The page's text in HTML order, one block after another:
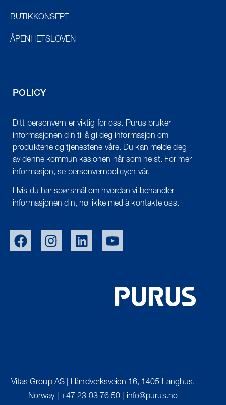
UK
FIN
BUTIKKONSEPT
ÅPENHETSLOVEN
POLICY
Ditt personvern er viktig for oss. Purus bruker
informasjonen din til å gi deg informasjon om
produktene og tjenestene våre. Du kan melde deg
av denne kommunikasjonen når som helst. For mer
informasjon, se personvernpolicyen vår.
Hvis du har spørsmål om hvordan vi behandler
informasjonen din, nøl ikke med å kontakte oss.
Vitas Group AS | Håndverksveien 16, 1405 Langhus,
Norway | +47 23 03 76 50 | info@purus.no